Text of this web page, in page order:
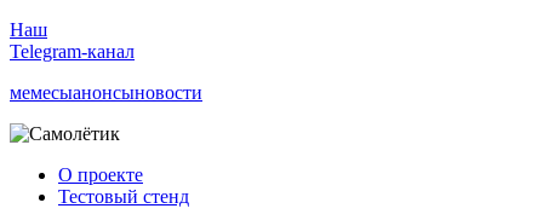
Наш
Telegram-канал
мемесыанонсыновости
О проекте
Тестовый стенд